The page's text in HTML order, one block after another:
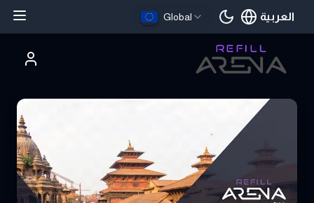
Global العربية
اللغة الحالية